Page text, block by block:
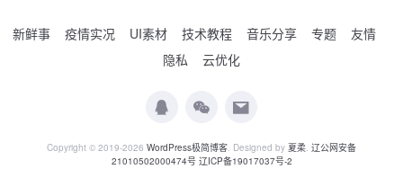
新鲜事 疫情实况 UI素材 技术教程 音乐分享 专题
友情
隐私
云优化
Copyright © 2019-2026 WordPress极简博客. Designed by 夏柔. 辽公网安备
21010502000474号 辽ICP备19017037号-2